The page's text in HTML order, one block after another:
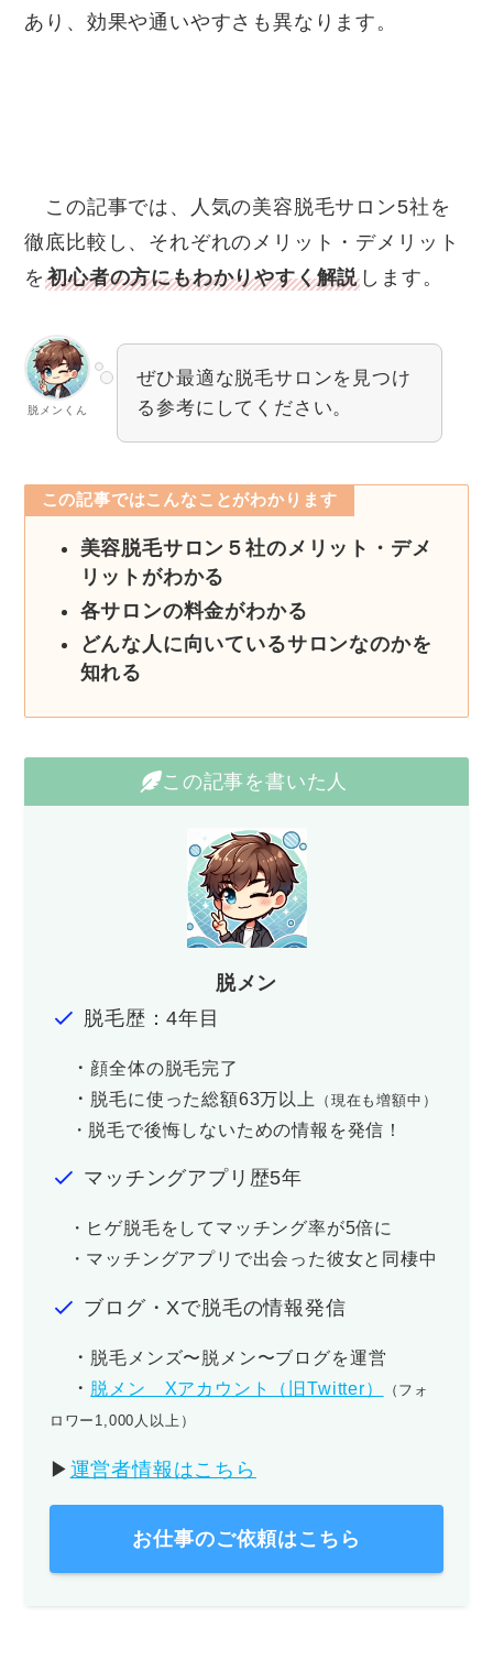
あり、効果や通いやすさも異なります。
この記事では、人気の美容脱毛サロン5社を
徹底比較し、それぞれのメリット・デメリット
を初心者の方にもわかりやすく解説 します。
脱メンくん
ぜひ最適な脱毛サロンを見つけ
る参考にしてください。
この記事ではこんなことがわかります
美容脱毛サロン５社のメリット・デメ
リットがわかる
各サロンの料金がわかる
どんな人に向いているサロンなのかを
知れる
この記事を書いた人
脱メン
脱毛歴：4年目
・ 顔全体の脱毛完了
・ 脱毛に使った総額63万以上 （現在も増額中）
・脱毛で後悔しないための情報を発信！
マッチングアプリ歴5年
・ヒゲ脱毛をしてマッチング率が5倍に
・マッチングアプリで出会った彼女と同棲中
ブログ・Xで脱毛の情報発信
・ 脱毛メンズ〜脱メン〜ブログを運営
・ 脱メン Xアカウント（旧Twitter）
（フォ
ロワー1,000人以上）
▶︎ 運営者情報はこちら
お仕事のご依頼はこちら